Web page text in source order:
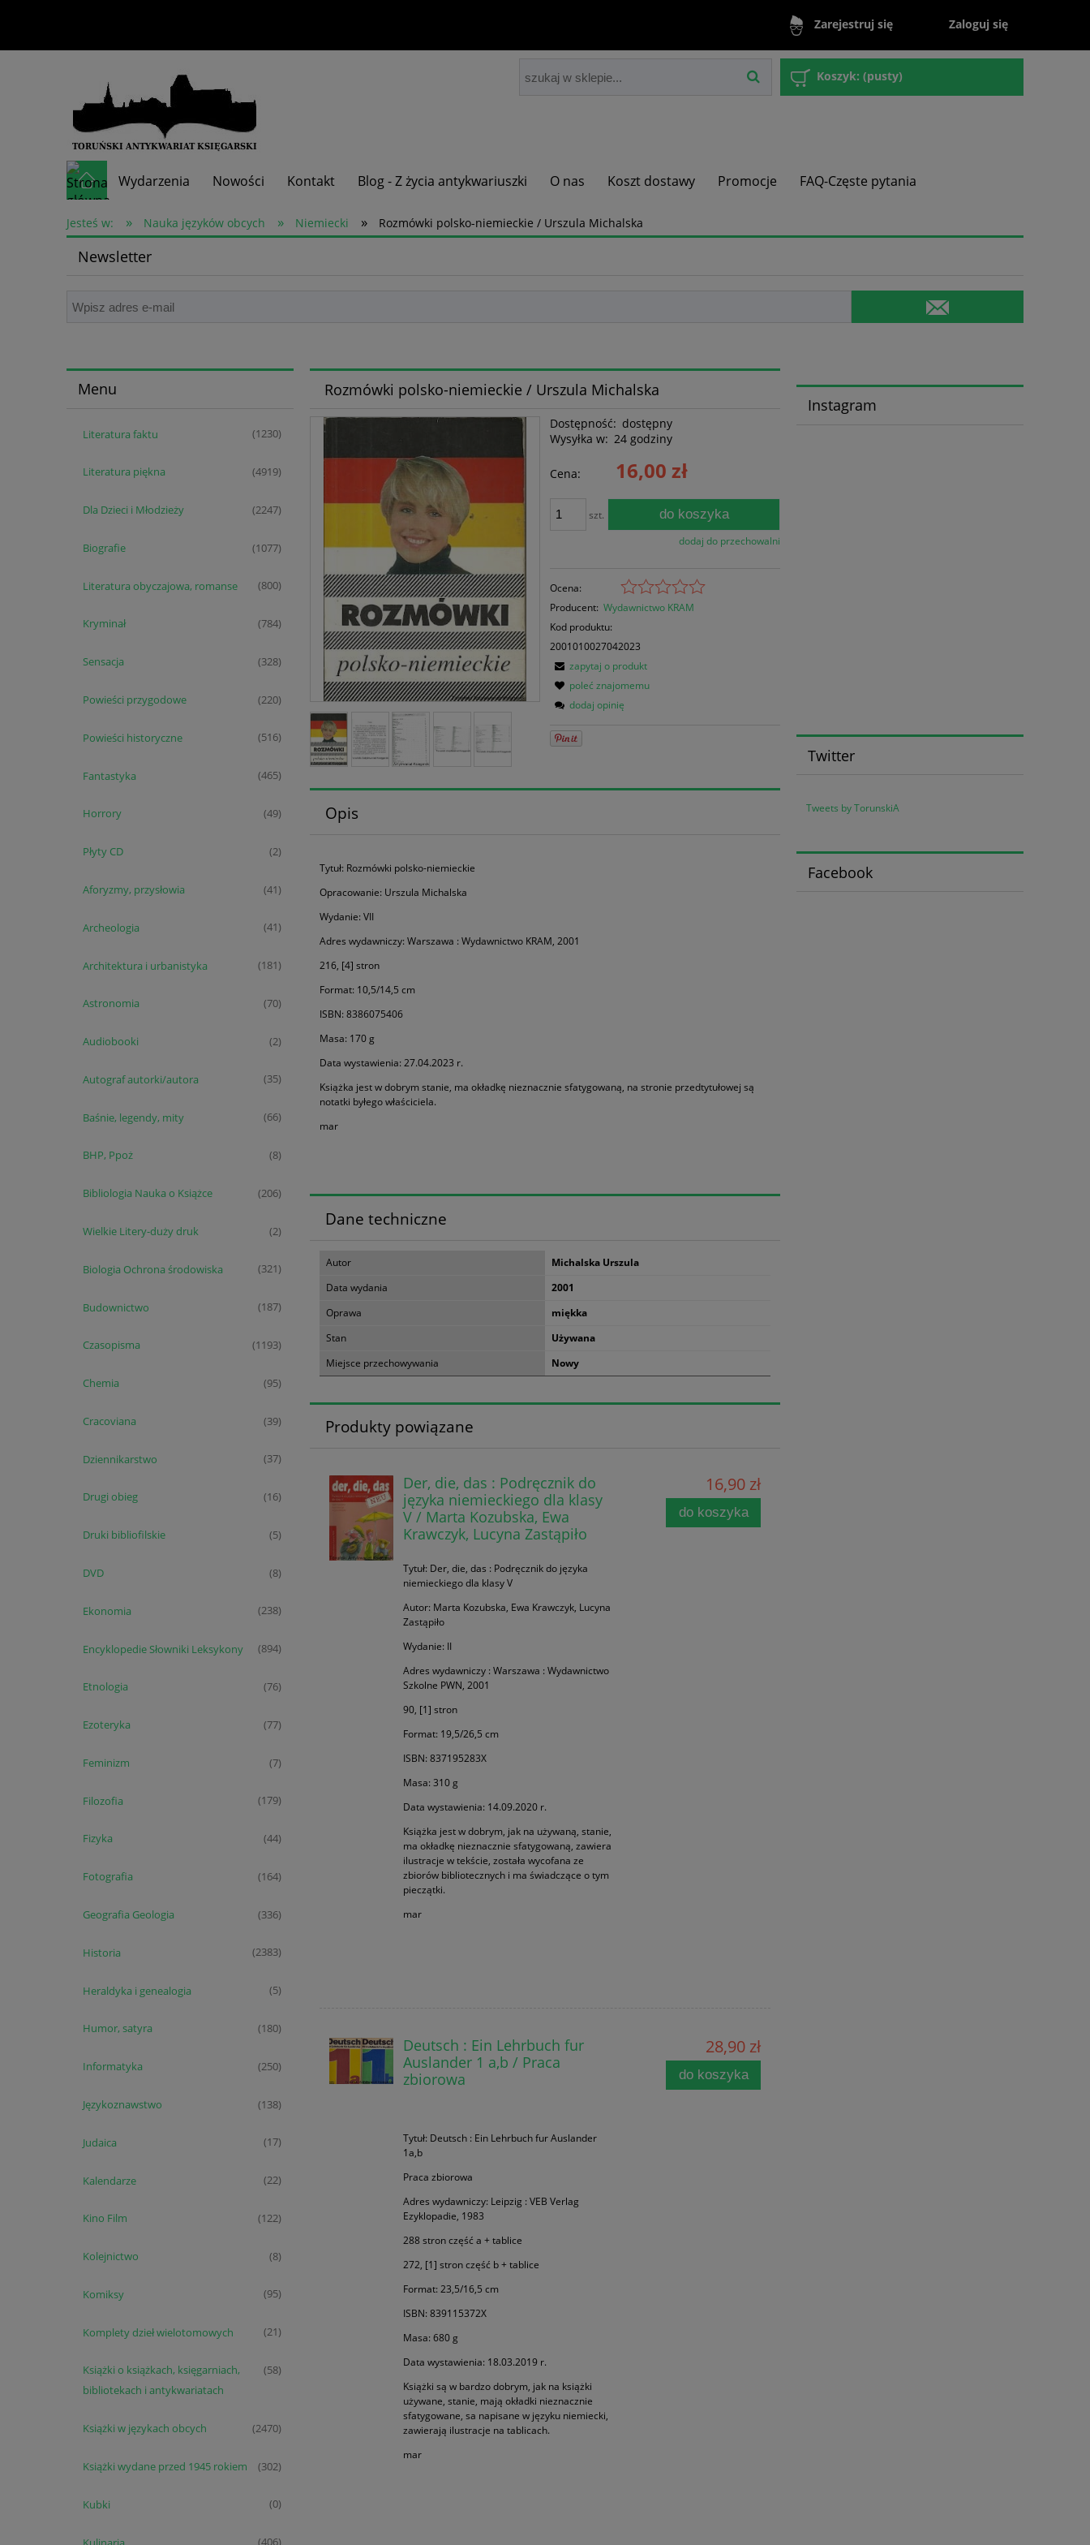
Zarejestruj się Zaloguj się
Koszyk: (pusty)
Wydarzenia Nowości Kontakt Blog - Z życia antykwariuszki O nas Koszt dostawy Promocje FAQ-Częste pytania
Skup książek
Jesteś w: » Nauka języków obcych » Niemiecki » Rozmówki polsko-niemieckie / Urszula Michalska
Newsletter
Menu
Literatura faktu (1230)
Literatura piękna (4919)
Dla Dzieci i Młodzieży (2247)
Biografie (1077)
Literatura obyczajowa, romanse (800)
Kryminał (784)
Sensacja (328)
Powieści przygodowe (220)
Powieści historyczne (516)
Fantastyka (465)
Horrory (49)
Płyty CD (2)
Aforyzmy, przysłowia (41)
Archeologia (41)
Architektura i urbanistyka (181)
Astronomia (70)
Audiobooki (2)
Autograf autorki/autora (35)
Baśnie, legendy, mity (66)
BHP, Ppoż (8)
Bibliologia Nauka o Książce (206)
Wielkie Litery-duży druk (2)
Biologia Ochrona środowiska (321)
Budownictwo (187)
Czasopisma (1193)
Chemia (95)
Cracoviana (39)
Dziennikarstwo (37)
Drugi obieg (16)
Druki bibliofilskie (5)
DVD (8)
Ekonomia (238)
Encyklopedie Słowniki Leksykony (894)
Etnologia (76)
Ezoteryka (77)
Feminizm (7)
Filozofia (179)
Fizyka (44)
Fotografia (164)
Geografia Geologia (336)
Historia (2383)
Heraldyka i genealogia (5)
Humor, satyra (180)
Informatyka (250)
Językoznawstwo (138)
Judaica (17)
Kalendarze (22)
Kino Film (122)
Kolejnictwo (8)
Komiksy (95)
Komplety dzieł wielotomowych (21)
Książki o książkach, księgarniach,
bibliotekach i antykwariatach
(58)
Książki w językach obcych (2470)
Książki wydane przed 1945 rokiem (302)
Kubki (0)
Rozmówki polsko-niemieckie / Urszula Michalska
Dostępność: dostępny
Wysyłka w: 24 godziny
Cena: 16,00 zł
szt. do koszyka
dodaj do przechowalni
Ocena:
Producent: Wydawnictwo KRAM
Kod produktu:
2001010027042023
zapytaj o produkt
poleć znajomemu
dodaj opinię
Opis
Tytuł: Rozmówki polsko-niemieckie
Opracowanie: Urszula Michalska
Wydanie: VII
Adres wydawniczy: Warszawa : Wydawnictwo KRAM, 2001
216, [4] stron
Format: 10,5/14,5 cm
ISBN: 8386075406
Masa: 170 g
Data wystawienia: 27.04.2023 r.
Książka jest w dobrym stanie, ma okładkę nieznacznie sfatygowaną, na stronie przedtytułowej są
notatki byłego właściciela.
mar
Dane techniczne
Autor
Michalska Urszula
Data wydania
2001
Oprawa
miękka
Stan
Używana
Miejsce przechowywania
Nowy
Produkty powiązane
Der, die, das : Podręcznik do
języka niemieckiego dla klasy
V / Marta Kozubska, Ewa
Krawczyk, Lucyna Zastąpiło
Tytuł: Der, die, das : Podręcznik do języka
niemieckiego dla klasy V
Autor: Marta Kozubska, Ewa Krawczyk, Lucyna
Zastąpiło
Wydanie: II
Adres wydawniczy : Warszawa : Wydawnictwo
Szkolne PWN, 2001
90, [1] stron
Format: 19,5/26,5 cm
ISBN: 837195283X
Masa: 310 g
Data wystawienia: 14.09.2020 r.
Książka jest w dobrym, jak na używaną, stanie,
ma okładkę nieznacznie sfatygowaną, zawiera
ilustracje w tekście, została wycofana ze
zbiorów bibliotecznych i ma świadczące o tym
pieczątki.
mar
16,90 zł
do koszyka
Deutsch : Ein Lehrbuch fur
Auslander 1 a,b / Praca
zbiorowa
Tytuł: Deutsch : Ein Lehrbuch fur Auslander
1a,b
Praca zbiorowa
Adres wydawniczy: Leipzig : VEB Verlag
Ezyklopadie, 1983
288 stron część a + tablice
272, [1] stron część b + tablice
Format: 23,5/16,5 cm
ISBN: 839115372X
Masa: 680 g
Data wystawienia: 18.03.2019 r.
Książki są w bardzo dobrym, jak na książki
używane, stanie, mają okładki nieznacznie
sfatygowane, sa napisane w języku niemiecki,
zawierają ilustracje na tablicach.
mar
28,90 zł
do koszyka
Instagram
Twitter
Tweets by TorunskiA
Facebook